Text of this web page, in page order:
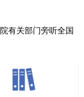
有关部门旁听全国